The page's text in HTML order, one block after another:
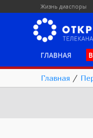
Жизнь диаспоры
ГЛАВНАЯ
Главная /